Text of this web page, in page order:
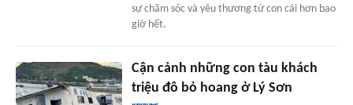
sự chăm sóc và yêu thương từ con cái hơn bao
giờ hết.
Cận cảnh những con tàu khách
triệu đô bỏ hoang ở Lý Sơn